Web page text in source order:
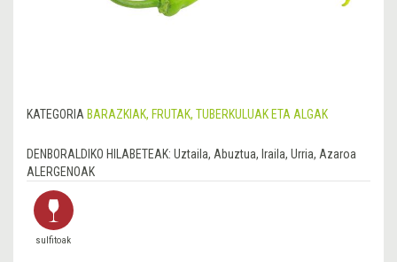
KATEGORIA BARAZKIAK, FRUTAK, TUBERKULUAK ETA ALGAK
DENBORALDIKO HILABETEAK: Uztaila, Abuztua, Iraila, Urria, Azaroa
ALERGENOAK
sulfitoak